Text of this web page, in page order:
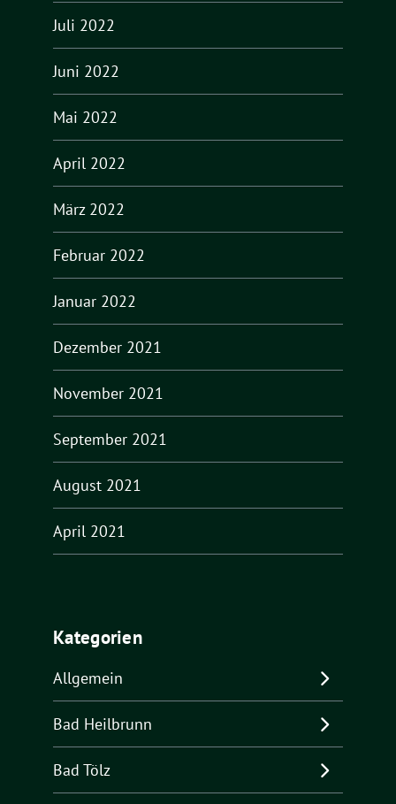
Juli 2022
Juni 2022
Mai 2022
April 2022
März 2022
Februar 2022
Januar 2022
Dezember 2021
November 2021
September 2021
August 2021
April 2021
Kategorien
Allgemein
Bad Heilbrunn
Bad Tölz